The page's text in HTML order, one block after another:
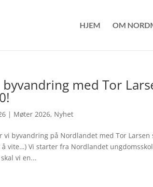
HJEM OM
med Tor
| Møter 2026, Nyhet
vi byvandring på Nordlandet med Tor
vite…) Vi starter fra Nordlandet
vi en...